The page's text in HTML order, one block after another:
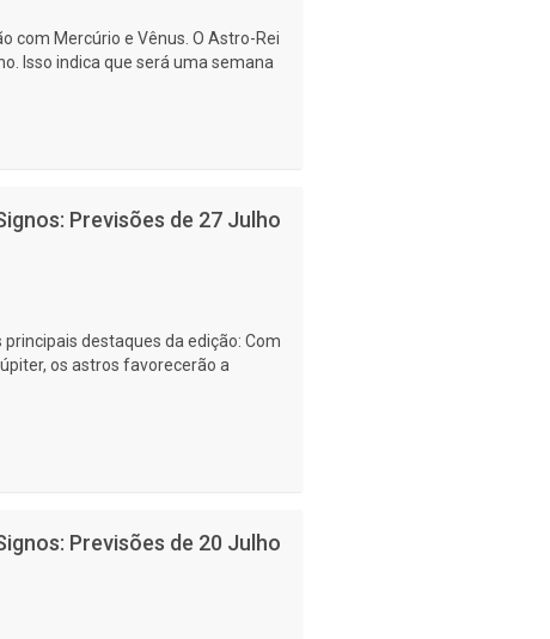
com Mercúrio e Vênus. O Astro-Rei
Isso indica que será uma semana
Previsões de 27 Julho
destaques da edição: Com
os astros favorecerão a
Previsões de 20 Julho